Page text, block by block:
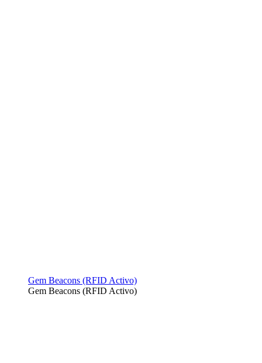
Gem Beacons (RFID Activo)
Gem Beacons (RFID Activo)